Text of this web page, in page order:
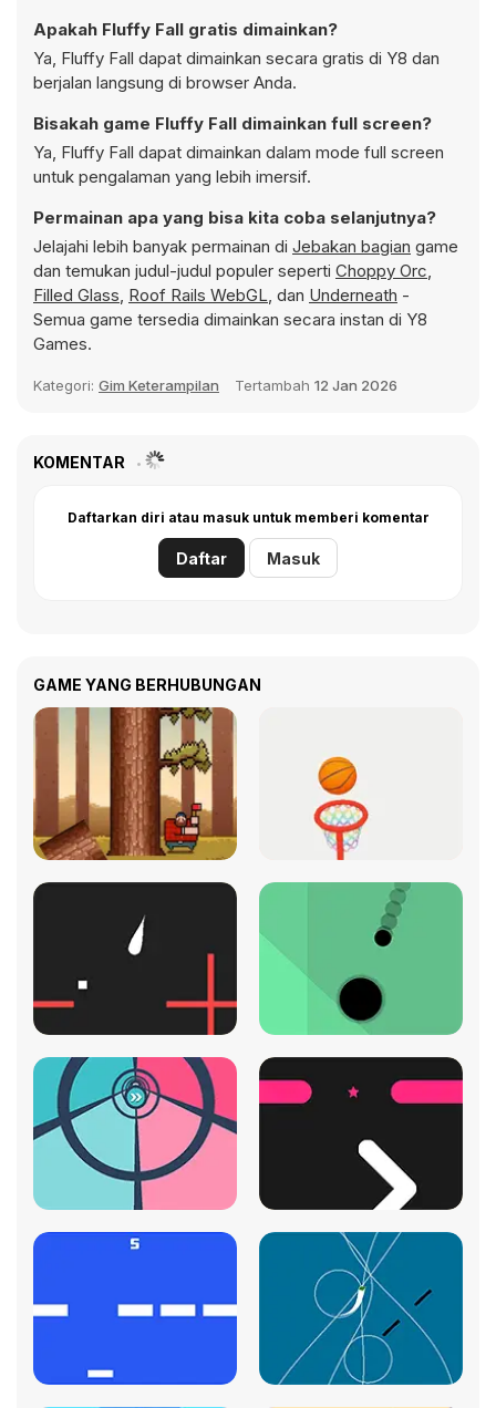
Apakah Fluffy Fall gratis dimainkan?
Ya, Fluffy Fall dapat dimainkan secara gratis di Y8 dan
berjalan langsung di browser Anda.
Bisakah game Fluffy Fall dimainkan full screen?
Ya, Fluffy Fall dapat dimainkan dalam mode full screen
untuk pengalaman yang lebih imersif.
Permainan apa yang bisa kita coba selanjutnya?
Jelajahi lebih banyak permainan di Jebakan bagian game
dan temukan judul-judul populer seperti Choppy Orc,
Filled Glass, Roof Rails WebGL, dan Underneath -
Semua game tersedia dimainkan secara instan di Y8
Games.
Kategori: Gim Keterampilan Tertambah 12 Jan 2026
KOMENTAR
Daftarkan diri atau masuk untuk memberi komentar
Daftar Masuk
GAME YANG BERHUBUNGAN